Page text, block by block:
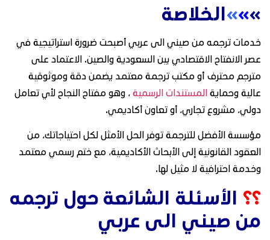
»
»
»الخلاصة
خدمات ترجمه من صيني الى عربي أصبحت ضرورة استراتيجية في
عصر الانفتاح الاقتصادي بين السعودية والصين. الاعتماد على
مترجم محترف أو مكتب ترجمة معتمد يضمن دقة وموثوقية
عالية وحماية المستندات الرسمية ، وهو مفتاح النجاح لأي تعامل
دولي، مشروع تجاري، أو تعاون أكاديمي.
مؤسسة الأفضل للترجمة توفر الحل الأمثل لكل احتياجاتك، من
العقود القانونية إلى الأبحاث الأكاديمية، مع ختم رسمي معتمد
وخدمة احترافية لا مثيل لها.
؟؟ الأسئلة الشائعة حول ترجمه
من صيني الى عربي